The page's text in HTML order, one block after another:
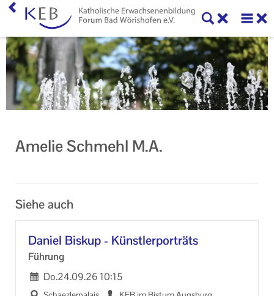
Amelie Schmehl M.A.
Siehe auch
Da­ni­el Bisk­up - Künst­ler­por­träts
Füh­rung
Do.24.09.26 10:15
Home
KEB Forum Bad Wörishofen
Machen Sie mit!
Impressum
Datenschutzerklärung